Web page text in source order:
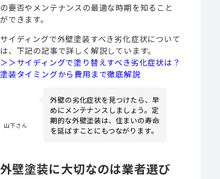
の要否やメンテナンスの最適な時期を知ること
ができます。
サイディングで外壁塗装すべき劣化症状について
は、下記の記事で詳しく解説しています。
＞＞サイディングで塗り替えすべき劣化症状は？
塗装タイミングから費用まで徹底解説
山下さん
外壁の劣化症状を見つけたら、早
めにメンテナンスしましょう。定
期的な外壁塗装は、住まいの寿命
を延ばすことにもつながります。
外壁塗装に大切なのは業者選び